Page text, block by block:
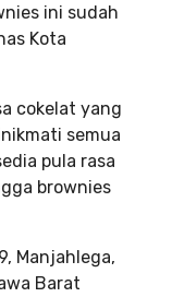
ini sudah
Kota
cokelat yang
semua
pula rasa
brownies
Manjahlega,
Barat